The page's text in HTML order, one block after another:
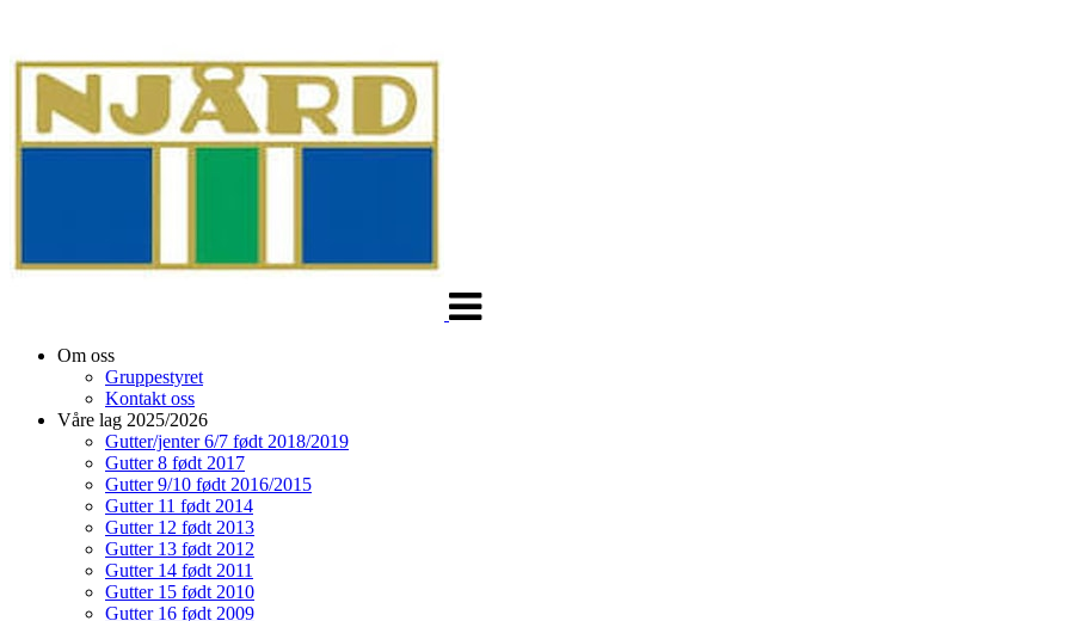
Om oss
Gruppestyret
Kontakt oss
Våre lag 2025/2026
Gutter/jenter 6/7 født 2018/2019
Gutter 8 født 2017
Gutter 9/10 født 2016/2015
Gutter 11 født 2014
Gutter 12 født 2013
Gutter 13 født 2012
Gutter 14 født 2011
Gutter 15 født 2010
Gutter 16 født 2009